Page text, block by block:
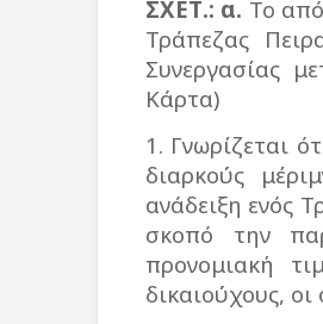
ΣΧΕΤ.: α. Το
Τράπεζας
Συνεργασίας
Κάρτα)
1. Γνωρίζεται
διαρκούς
ανάδειξη ενός
σκοπό την
προνομιακή
δικαιούχους,